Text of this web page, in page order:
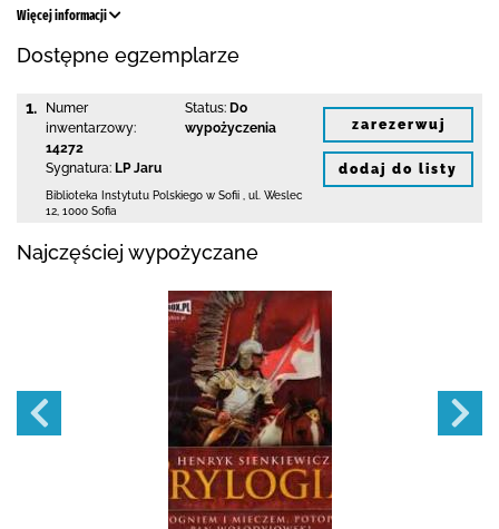
Więcej informacji
Dostępne egzemplarze
1.
Numer
inwentarzowy:
14272
Sygnatura: LP Jaru
Status: Do
wypożyczenia
Biblioteka Instytutu Polskiego w Sofii
ul. Weslec
12 1000 Sofia
zarezerwuj
dodaj do listy
Najczęściej wypożyczane